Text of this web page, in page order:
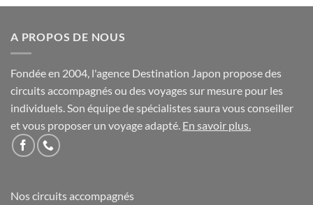
A PROPOS DE NOUS
Fondée en 2004, l'agence Destination Japon propose des
circuits accompagnés ou des voyages sur mesure pour les
individuels. Son équipe de spécialistes saura vous conseiller
et vous proposer un voyage adapté. En savoir plus.
Nos circuits accompagnés